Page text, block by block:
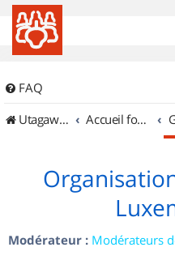
FAQ
UtagawaVTT (Randos VTT et VTTAE avec traces GPS)
Accueil forum
Modérateur : Modérateurs